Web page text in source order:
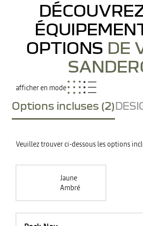
OPTIONS DE
afficher en mode
Options incluses (2)
Veuillez trouver ci-dessous les options
Jaune
Ambré